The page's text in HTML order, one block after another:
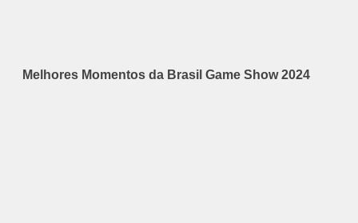
Melhores Momentos da Brasil Game Show 2024